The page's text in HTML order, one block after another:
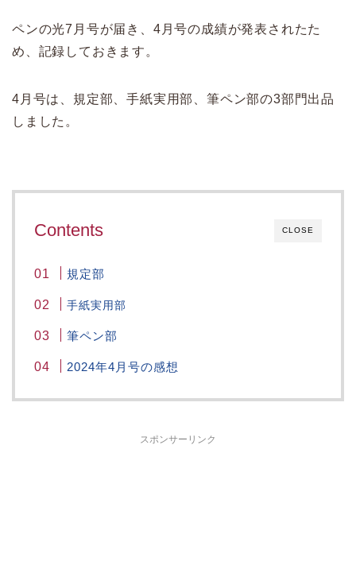
ペンの光7月号が届き、4月号の成績が発表されたた
め、記録しておきます。
4月号は、規定部、手紙実用部、筆ペン部の3部門出品
しました。
CLOSE
Contents
規定部
手紙実用部
筆ペン部
2024年4月号の感想
スポンサーリンク